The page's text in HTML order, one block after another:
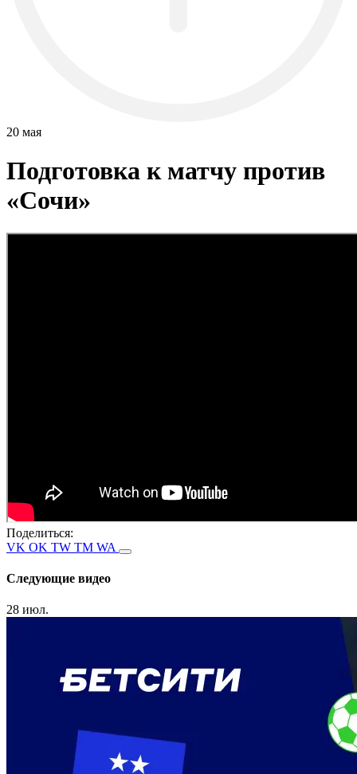
20 мая
Подготовка к матчу против
«Сочи»
Поделиться:
VK OK TW TM WA
Следующие видео
28 июл.